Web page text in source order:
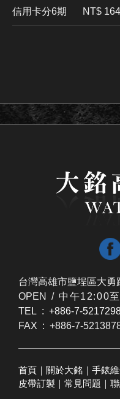
信用卡分6期 NT$ 164
台灣高雄市鹽埕區大勇
OPEN / 中午12:00
TEL : +886-7-
FAX : +886-7-
首頁 ｜ 關於大銘 ｜ 手錶
皮帶訂製 ｜ 常見問題 ｜